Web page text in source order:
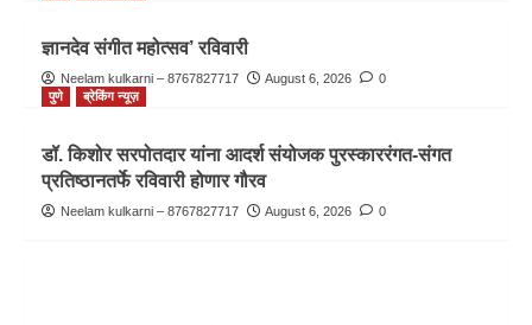
ज्ञानदेव संगीत महोत्सव’ रविवारी
Neelam kulkarni – 8767827717 August 6, 2026
0
पुणे
ब्रेकिंग न्यूज़
डॉ. किशोर सरपोतदार यांना आदर्श संयोजक पुरस्काररंगत-संगत
प्रतिष्ठानतर्फे रविवारी होणार गौरव
Neelam kulkarni – 8767827717 August 6, 2026 0